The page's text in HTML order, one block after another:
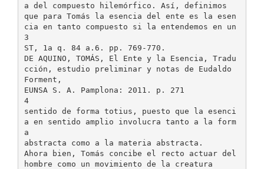
a del compuesto hilemórfico. Así, definimos
que para Tomás la esencia del ente es la esen
cia en tanto compuesto si la entendemos en un
3
ST, 1a q. 84 a.6. pp. 769-770.
DE AQUINO, TOMÁS, El Ente y la Esencia, Tradu
cción, estudio preliminar y notas de Eudaldo
Forment,
EUNSA S. A. Pamplona: 2011. p. 271
4
sentido de forma totius, puesto que la esenci
a en sentido amplio involucra tanto a la form
a
abstracta como a la materia abstracta.
Ahora bien, Tomás concibe el recto actuar del
hombre como un movimiento de la creatura